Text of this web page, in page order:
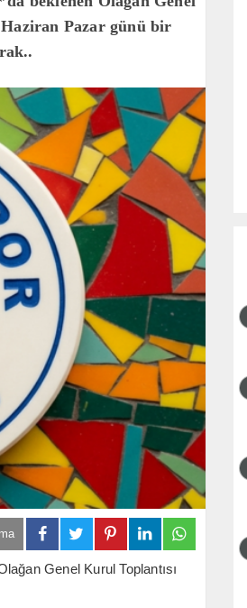
Pazar günü bir
Genel Kurul Toplantısı